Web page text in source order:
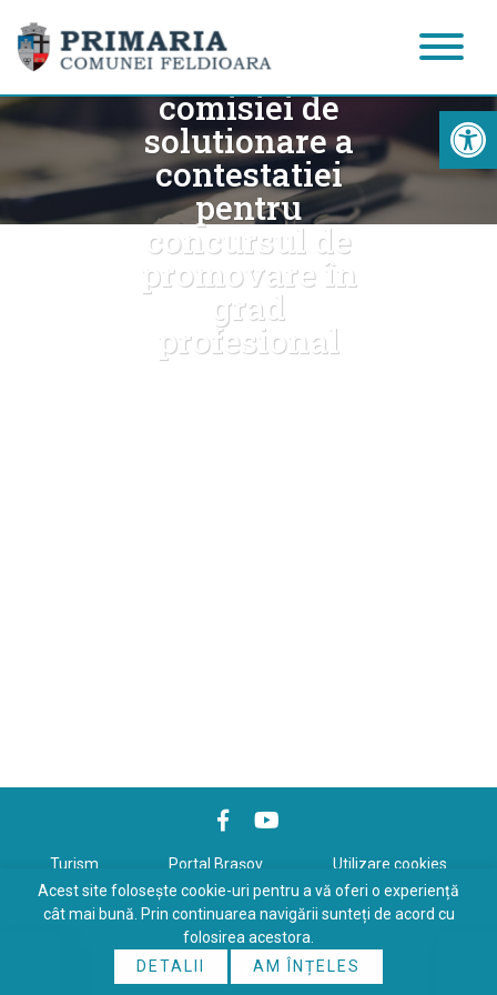
privind
constituirea
comisiei de
solutionare a
contestatiei
pentru
concursul de
promovare în
grad
profesional
Turism Portal Braşov Utilizare cookies
Politică de confidenţialitate
Copyrights © 2026 All Rights Reserved. Powered by
Online
Acest site folosește cookie-uri pentru a vă oferi o experiență
cât mai bună. Prin continuarea navigării sunteți de acord cu
folosirea acestora.
DETALII
AM ÎNȚELES